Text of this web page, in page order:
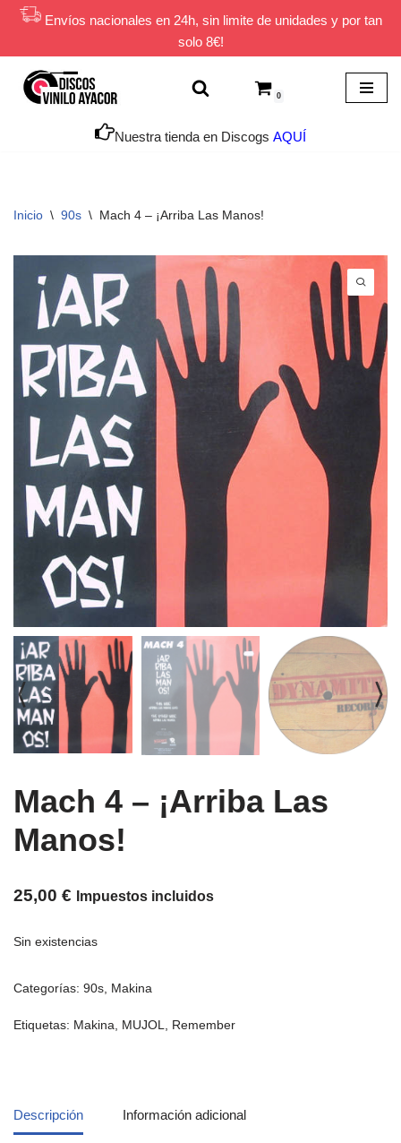
contenido
Envíos nacionales en 24h, sin limite de unidades y por tan
solo 8€!
0
Nuestra tienda en Discogs AQUÍ
Inicio \ 90s \ Mach 4 – ¡Arriba Las Manos!
Mach 4 – ¡Arriba Las
Manos!
25,00 € Impuestos incluidos
Sin existencias
Categorías: 90s, Makina
Etiquetas: Makina, MUJOL, Remember
Descripción Información adicional